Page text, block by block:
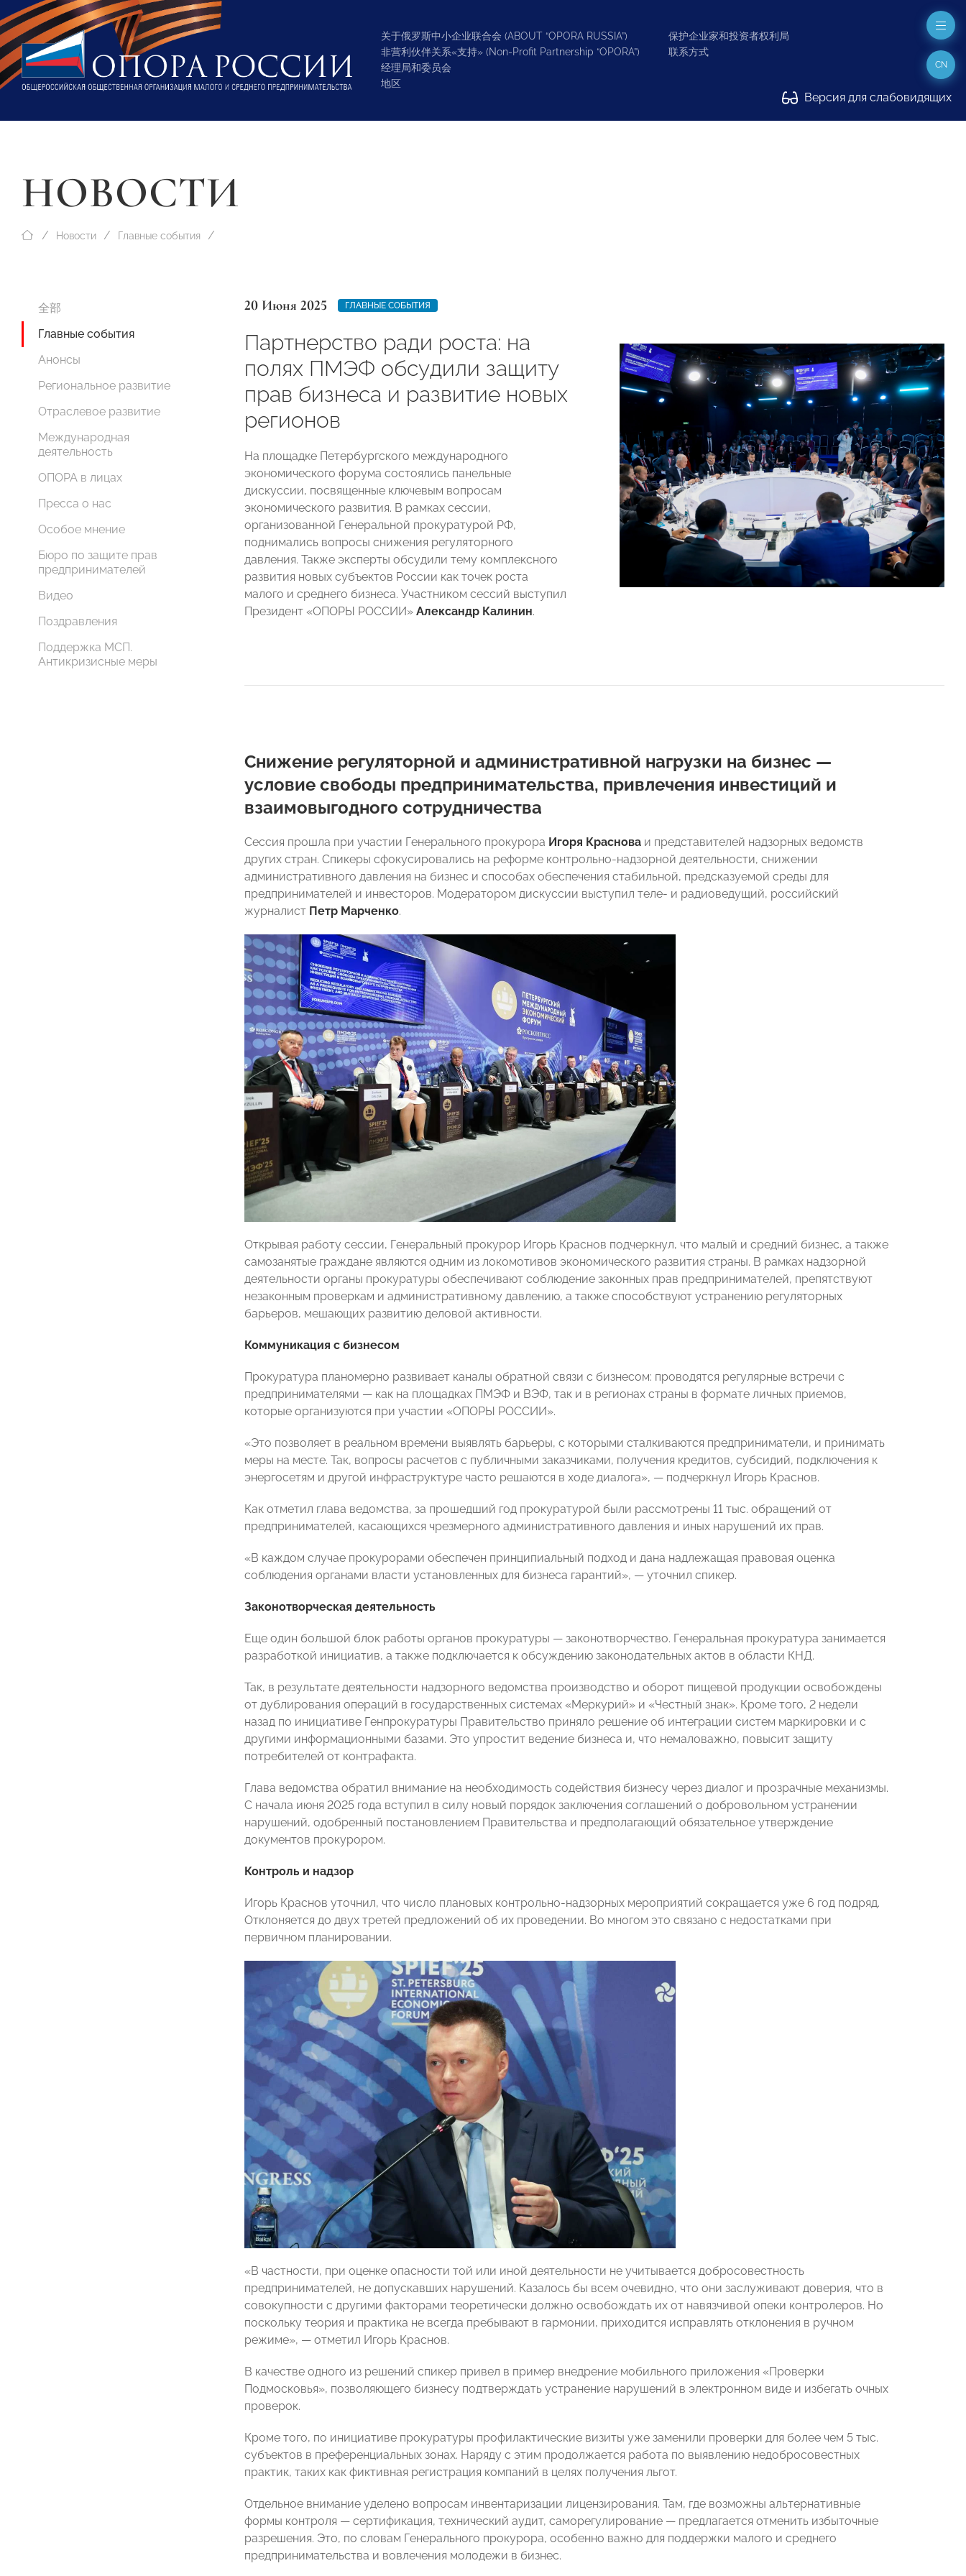
关于俄罗斯中小企业联合会 (ABOUT “OPORA RUSSIA”)
非营利伙伴关系«支持» (Non-Profit Partnership “OPORA”)
经理局和委员会
地区
保护企业家和投资者权利局
联系方式
Версия для слабовидящих
CN
НОВОСТИ
Новости Главные события
全部
Главные события
Анонсы
Региональное развитие
Отраслевое развитие
Международная
деятельность
ОПОРА в лицах
Пресса о нас
Особое мнение
Бюро по защите прав
предпринимателей
Видео
Поздравления
Поддержка МСП.
Антикризисные меры
20 Июня 2025 ГЛАВНЫЕ СОБЫТИЯ
Партнерство ради роста: на
полях ПМЭФ обсудили защиту
прав бизнеса и развитие новых
регионов
На площадке Петербургского международного
экономического форума состоялись панельные
дискуссии, посвященные ключевым вопросам
экономического развития. В рамках сессии,
организованной Генеральной прокуратурой РФ,
поднимались вопросы снижения регуляторного
давления. Также эксперты обсудили тему комплексного
развития новых субъектов России как точек роста
малого и среднего бизнеса. Участником сессий выступил
Президент «ОПОРЫ РОССИИ» Александр Калинин.
Снижение регуляторной и административной нагрузки на бизнес —
условие свободы предпринимательства, привлечения инвестиций и
взаимовыгодного сотрудничества
Сессия прошла при участии Генерального прокурора Игоря Краснова и представителей надзорных ведомств
других стран. Спикеры сфокусировались на реформе контрольно-надзорной деятельности, снижении
административного давления на бизнес и способах обеспечения стабильной, предсказуемой среды для
предпринимателей и инвесторов. Модератором дискуссии выступил теле- и радиоведущий, российский
журналист Петр Марченко.
Открывая работу сессии, Генеральный прокурор Игорь Краснов подчеркнул, что малый и средний бизнес, а также
самозанятые граждане являются одним из локомотивов экономического развития страны. В рамках надзорной
деятельности органы прокуратуры обеспечивают соблюдение законных прав предпринимателей, препятствуют
незаконным проверкам и административному давлению, а также способствуют устранению регуляторных
барьеров, мешающих развитию деловой активности.
Коммуникация с бизнесом
Прокуратура планомерно развивает каналы обратной связи с бизнесом: проводятся регулярные встречи с
предпринимателями — как на площадках ПМЭФ и ВЭФ, так и в регионах страны в формате личных приемов,
которые организуются при участии «ОПОРЫ РОССИИ».
«Это позволяет в реальном времени выявлять барьеры, с которыми сталкиваются предприниматели, и принимать
меры на месте. Так, вопросы расчетов с публичными заказчиками, получения кредитов, субсидий, подключения к
энергосетям и другой инфраструктуре часто решаются в ходе диалога», — подчеркнул Игорь Краснов.
Как отметил глава ведомства, за прошедший год прокуратурой были рассмотрены 11 тыс. обращений от
предпринимателей, касающихся чрезмерного административного давления и иных нарушений их прав.
«В каждом случае прокурорами обеспечен принципиальный подход и дана надлежащая правовая оценка
соблюдения органами власти установленных для бизнеса гарантий», — уточнил спикер.
Законотворческая деятельность
Еще один большой блок работы органов прокуратуры — законотворчество. Генеральная прокуратура занимается
разработкой инициатив, а также подключается к обсуждению законодательных актов в области КНД.
Так, в результате деятельности надзорного ведомства производство и оборот пищевой продукции освобождены
от дублирования операций в государственных системах «Меркурий» и «Честный знак». Кроме того, 2 недели
назад по инициативе Генпрокуратуры Правительство приняло решение об интеграции систем маркировки и с
другими информационными базами. Это упростит ведение бизнеса и, что немаловажно, повысит защиту
потребителей от контрафакта.
Глава ведомства обратил внимание на необходимость содействия бизнесу через диалог и прозрачные механизмы.
С начала июня 2025 года вступил в силу новый порядок заключения соглашений о добровольном устранении
нарушений, одобренный постановлением Правительства и предполагающий обязательное утверждение
документов прокурором.
Контроль и надзор
Игорь Краснов уточнил, что число плановых контрольно-надзорных мероприятий сокращается уже 6 год подряд.
Отклоняется до двух третей предложений об их проведении. Во многом это связано с недостатками при
первичном планировании.
«В частности, при оценке опасности той или иной деятельности не учитывается добросовестность
предпринимателей, не допускавших нарушений. Казалось бы всем очевидно, что они заслуживают доверия, что в
совокупности с другими факторами теоретически должно освобождать их от навязчивой опеки контролеров. Но
поскольку теория и практика не всегда пребывают в гармонии, приходится исправлять отклонения в ручном
режиме», — отметил Игорь Краснов.
В качестве одного из решений спикер привел в пример внедрение мобильного приложения «Проверки
Подмосковья», позволяющего бизнесу подтверждать устранение нарушений в электронном виде и избегать очных
проверок.
Кроме того, по инициативе прокуратуры профилактические визиты уже заменили проверки для более чем 5 тыс.
субъектов в преференциальных зонах. Наряду с этим продолжается работа по выявлению недобросовестных
практик, таких как фиктивная регистрация компаний в целях получения льгот.
Отдельное внимание уделено вопросам инвентаризации лицензирования. Там, где возможны альтернативные
формы контроля — сертификация, технический аудит, саморегулирование — предлагается отменить избыточные
разрешения. Это, по словам Генерального прокурора, особенно важно для поддержки малого и среднего
предпринимательства и вовлечения молодежи в бизнес.